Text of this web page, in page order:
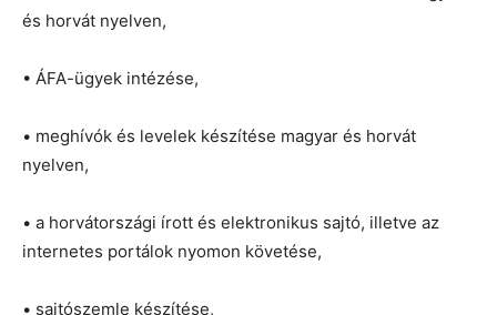
és horvát nyelven,
• ÁFA-ügyek intézése,
• meghívók és levelek készítése magyar és horvát
nyelven,
• a horvátországi írott és elektronikus sajtó, illetve az
internetes portálok nyomon követése,
• sajtószemle készítése,